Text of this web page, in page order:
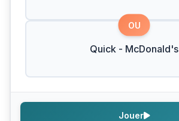
OU
Quick - McDonald's
Jouer